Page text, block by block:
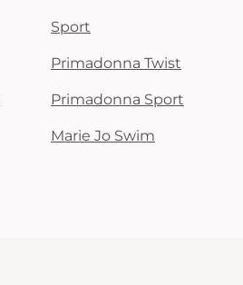
Sport
Primadonna Twist
Primadonna Sport
Marie Jo Swim